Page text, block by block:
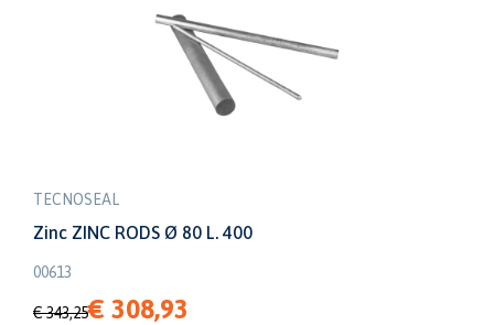
TECNOSEAL
Zinc ZINC RODS Ø 80 L. 400
00613
€ 343,25€ 308,93